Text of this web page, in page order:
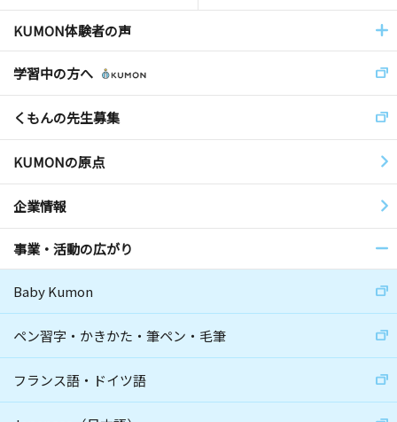
KUMON体験者の声
学習中の方へ
くもんの先生募集
KUMONの原点
企業情報
事業・活動の広がり
Baby Kumon
ペン習字・かきかた・筆ペン・毛筆
フランス語・ドイツ語